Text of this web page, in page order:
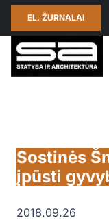
EL. ŽURNALAI
Sostinės
įpūsti
2018.09.26